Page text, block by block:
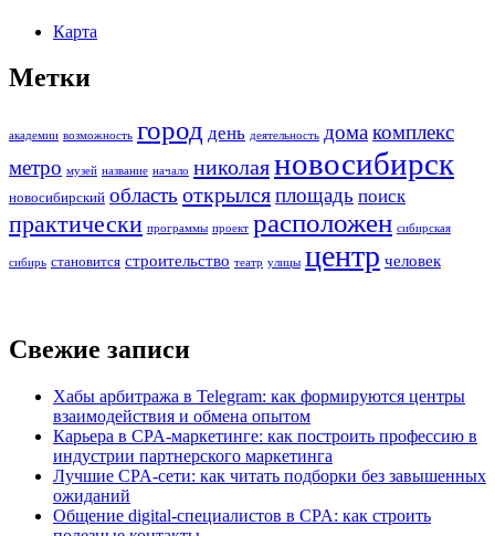
Карта
Метки
академии возможность город день деятельность домакомплекс
метро музей название начало николаяновосибирск
новосибирский область открылсяплощадь поиск
практически программы проект расположен сибирская
сибирь становится строительство театр улицы центр человек
Свежие записи
Хабы арбитража в Telegram: как формируются центры
взаимодействия и обмена опытом
Карьера в CPA-маркетинге: как построить профессию в
индустрии партнерского маркетинга
Лучшие CPA-сети: как читать подборки без завышенных
ожиданий
Общение digital-специалистов в CPA: как строить